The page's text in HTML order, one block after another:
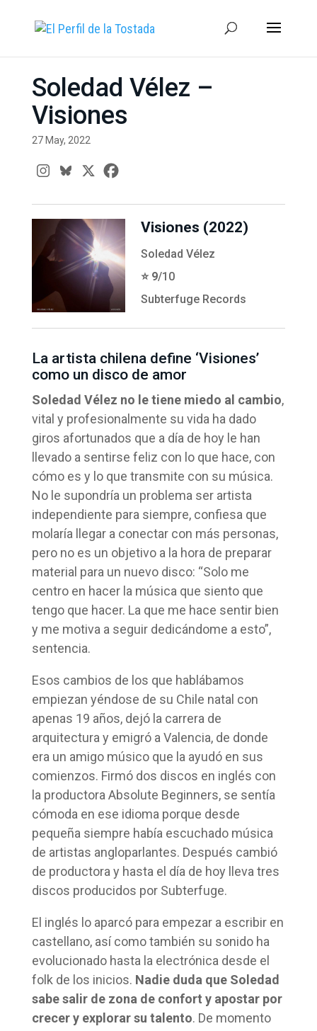
Soledad Vélez –
Visiones
27 May, 2022
Visiones (2022)
Soledad Vélez
⭐️ 9/10
Subterfuge Records
La artista chilena define ‘Visiones’
como un disco de amor
Soledad Vélez no le tiene miedo al cambio,
vital y profesionalmente su vida ha dado
giros afortunados que a día de hoy le han
llevado a sentirse feliz con lo que hace, con
cómo es y lo que transmite con su música.
No le supondría un problema ser artista
independiente para siempre, confiesa que
molaría llegar a conectar con más personas,
pero no es un objetivo a la hora de preparar
material para un nuevo disco: “Solo me
centro en hacer la música que siento que
tengo que hacer. La que me hace sentir bien
y me motiva a seguir dedicándome a esto”,
sentencia.
Esos cambios de los que hablábamos
empiezan yéndose de su Chile natal con
apenas 19 años, dejó la carrera de
arquitectura y emigró a Valencia, de donde
era un amigo músico que la ayudó en sus
comienzos. Firmó dos discos en inglés con
la productora Absolute Beginners, se sentía
cómoda en ese idioma porque desde
pequeña siempre había escuchado música
de artistas angloparlantes. Después cambió
de productora y hasta el día de hoy lleva tres
discos producidos por Subterfuge.
El inglés lo aparcó para empezar a escribir en
castellano, así como también su sonido ha
evolucionado hasta la electrónica desde el
folk de los inicios. Nadie duda que Soledad
sabe salir de zona de confort y apostar por
crecer y explorar su talento. De momento